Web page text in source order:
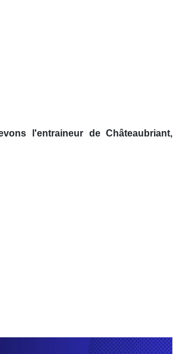
l'entraineur de Châteaubriant,